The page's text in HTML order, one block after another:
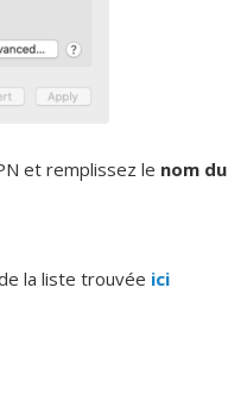
et remplissez le nom du
la liste trouvée ici